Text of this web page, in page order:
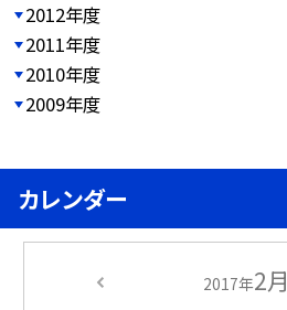
2012年度
2011年度
2010年度
2009年度
カレンダー
2017年2月